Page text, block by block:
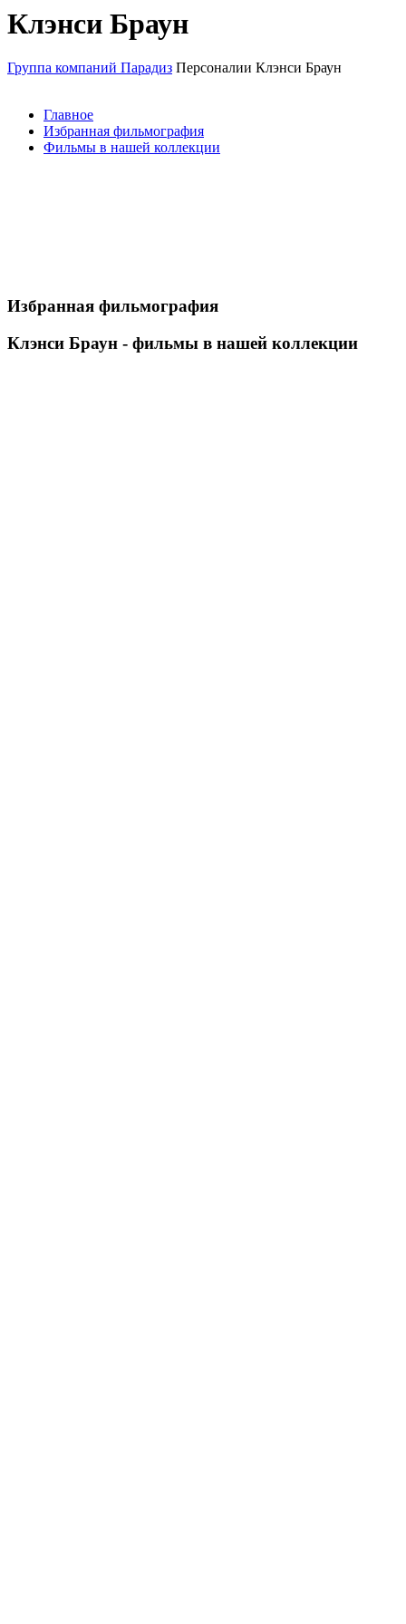
Клэнси Браун
Группа компаний Парадиз Персоналии Клэнси Браун
Главное
Избранная фильмография
Фильмы в нашей коллекции
Избранная фильмография
Клэнси Браун - фильмы в нашей коллекции